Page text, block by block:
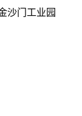
沙门工业园